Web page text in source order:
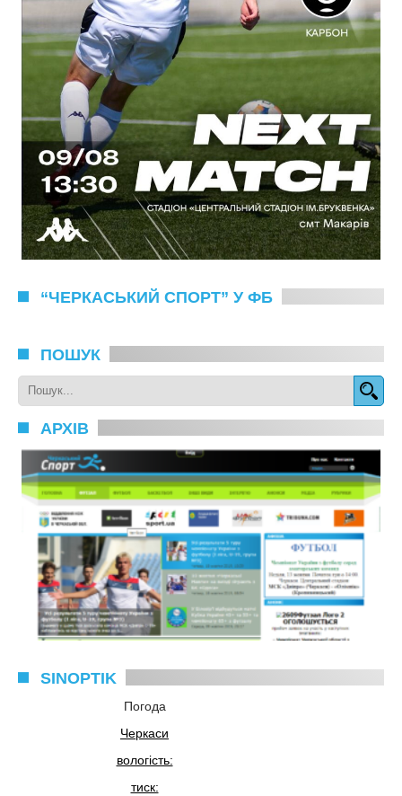
“ЧЕРКАСЬКИЙ СПОРТ” У ФБ
ПОШУК
АРХІВ
SINOPTIK
Погода
Черкаси
вологість:
тиск: